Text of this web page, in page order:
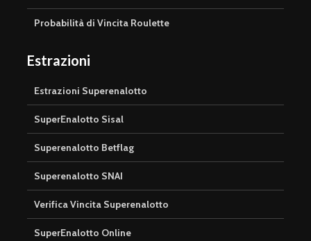
Probabilità di Vincita Roulette
Estrazioni
Estrazioni Superenalotto
SuperEnalotto Sisal
Superenalotto Betflag
Superenalotto SNAI
Verifica Vincita Superenalotto
SuperEnalotto Online